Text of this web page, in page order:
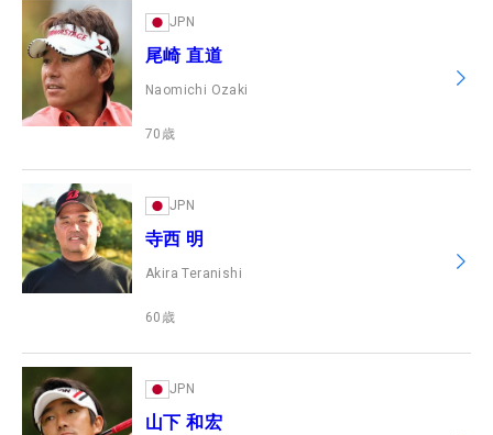
JPN
尾崎 直道
Naomichi Ozaki
70 歳
JPN
寺西 明
Akira Teranishi
60 歳
JPN
山下 和宏